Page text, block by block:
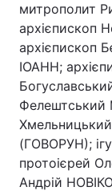
Тема
митрополит
архієпископ
архієпископ
ІОАНН;
Фелештський
(ГОВОРУН);
протоієрей
Андрій